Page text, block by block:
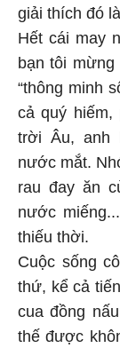
giải thích đó
Hết cái may
bạn tôi
“thông minh
cả quý hiếm,
trời Âu, anh
nước mắt.
rau đay ăn
nước
thiếu thời.
Cuộc sống
thứ, kể cả
cua đồng
thế được